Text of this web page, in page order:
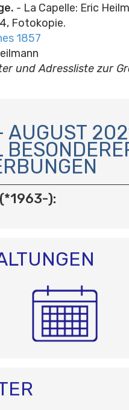
- La Capelle: Eric
Fotokopie.
1857
und Adressliste zur
AUGUST
):